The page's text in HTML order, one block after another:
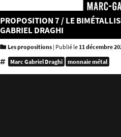
PROPOSITION 7 / LE
GABRIEL DRAGHI
Les propositions | Publié le11 décembre
Marc Gabriel Draghi monnaie métal